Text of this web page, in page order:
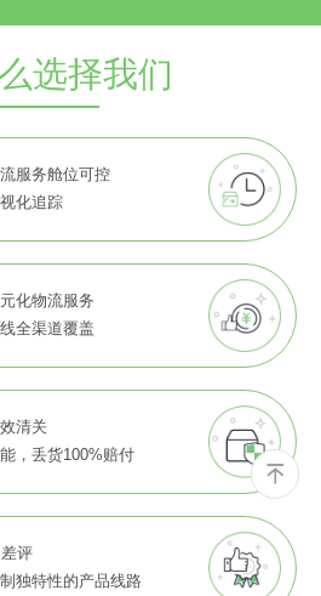
选择我们
服务舱位可控
化追踪
化物流服务
全渠道覆盖
清关
，丢货100%赔付
评
独特性的产品线路